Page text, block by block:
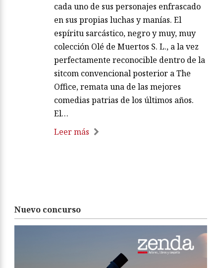
cada uno de sus personajes enfrascado
en sus propias luchas y manías. El
espíritu sarcástico, negro y muy, muy
colección Olé de Muertos S. L., a la vez
perfectamente reconocible dentro de la
sitcom convencional posterior a The
Office, remata una de las mejores
comedias patrias de los últimos años.
El…
Leer más
Nuevo concurso